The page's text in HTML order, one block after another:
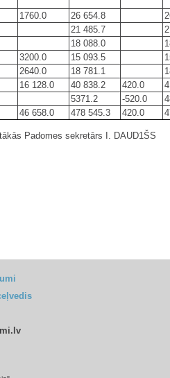
1760.0 26 654.8
21 485.7
18 088.0
3200.0 15 093.5
2640.0 18 781.1
16 128.0 40 838.2 420.0
5371.2 -520.0
46 658.0 478 545.3 420.0
Padomes sekretārs I. DAUD1ŠS